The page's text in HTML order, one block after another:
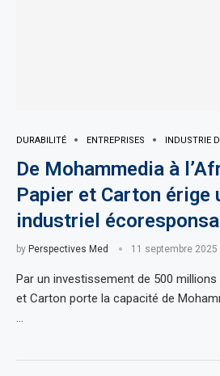
DURABILITÉ ENTREPRISES INDUSTRIE
De Mohammedia à
Papier et Carton érige
industriel
by Perspectives Med 11 septembre 2025
Par un investissement de 500 millions
et Carton porte la capacité de
…